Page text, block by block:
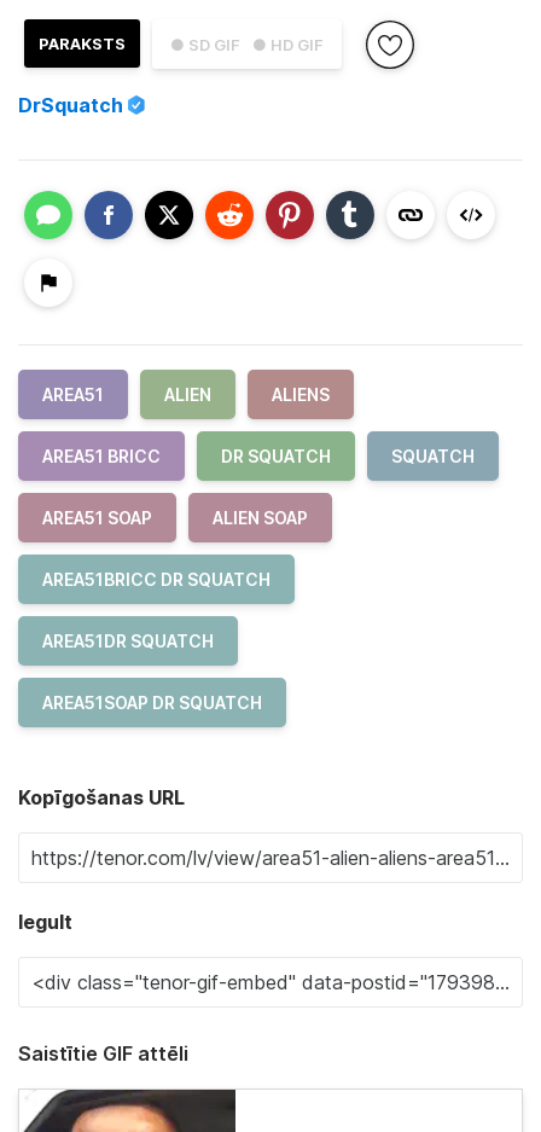
● SD GIF ● HD GIF
PARAKSTS
DrSquatch
AREA51 ALIEN ALIENS
AREA51 BRICC DR SQUATCH SQUATCH
AREA51 SOAP ALIEN SOAP
AREA51BRICC DR SQUATCH
AREA51DR SQUATCH
AREA51SOAP DR SQUATCH
Kopīgošanas URL
Iegult
Saistītie GIF attēli